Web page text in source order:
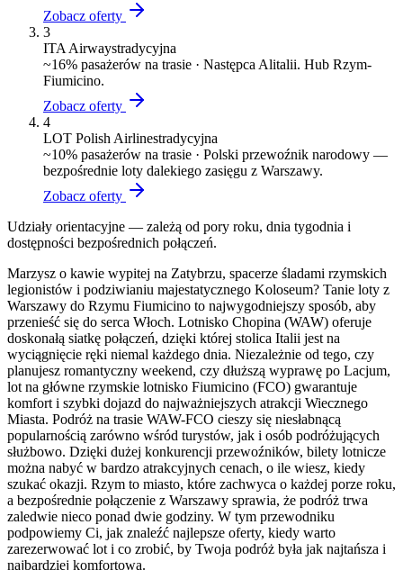
Zobacz oferty
3
ITA Airwaystradycyjna
~16% pasażerów na trasie · Następca Alitalii. Hub Rzym-
Fiumicino.
Zobacz oferty
4
LOT Polish Airlinestradycyjna
~10% pasażerów na trasie · Polski przewoźnik narodowy —
bezpośrednie loty dalekiego zasięgu z Warszawy.
Zobacz oferty
Udziały orientacyjne — zależą od pory roku, dnia tygodnia i
dostępności bezpośrednich połączeń.
Marzysz o kawie wypitej na Zatybrzu, spacerze śladami rzymskich
legionistów i podziwianiu majestatycznego Koloseum? Tanie loty z
Warszawy do Rzymu Fiumicino to najwygodniejszy sposób, aby
przenieść się do serca Włoch. Lotnisko Chopina (WAW) oferuje
doskonałą siatkę połączeń, dzięki której stolica Italii jest na
wyciągnięcie ręki niemal każdego dnia. Niezależnie od tego, czy
planujesz romantyczny weekend, czy dłuższą wyprawę po Lacjum,
lot na główne rzymskie lotnisko Fiumicino (FCO) gwarantuje
komfort i szybki dojazd do najważniejszych atrakcji Wiecznego
Miasta. Podróż na trasie WAW-FCO cieszy się niesłabnącą
popularnością zarówno wśród turystów, jak i osób podróżujących
służbowo. Dzięki dużej konkurencji przewoźników, bilety lotnicze
można nabyć w bardzo atrakcyjnych cenach, o ile wiesz, kiedy
szukać okazji. Rzym to miasto, które zachwyca o każdej porze roku,
a bezpośrednie połączenie z Warszawy sprawia, że podróż trwa
zaledwie nieco ponad dwie godziny. W tym przewodniku
podpowiemy Ci, jak znaleźć najlepsze oferty, kiedy warto
zarezerwować lot i co zrobić, by Twoja podróż była jak najtańsza i
najbardziej komfortowa.